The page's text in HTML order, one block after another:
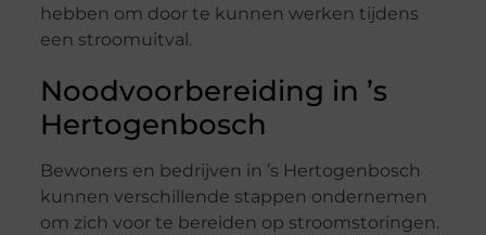
hebben om door te kunnen werken tijdens
een stroomuitval.
Noodvoorbereiding in ’s
Hertogenbosch
Bewoners en bedrijven in ’s Hertogenbosch
kunnen verschillende stappen ondernemen
om zich voor te bereiden op stroomstoringen.